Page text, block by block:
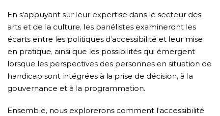
En s’appuyant sur leur expertise dans le secteur des
arts et de la culture, les panélistes examineront les
écarts entre les politiques d’accessibilité et leur mise
en pratique, ainsi que les possibilités qui émergent
lorsque les perspectives des personnes en situation de
handicap sont intégrées à la prise de décision, à la
gouvernance et à la programmation.
Ensemble, nous explorerons comment l’accessibilité